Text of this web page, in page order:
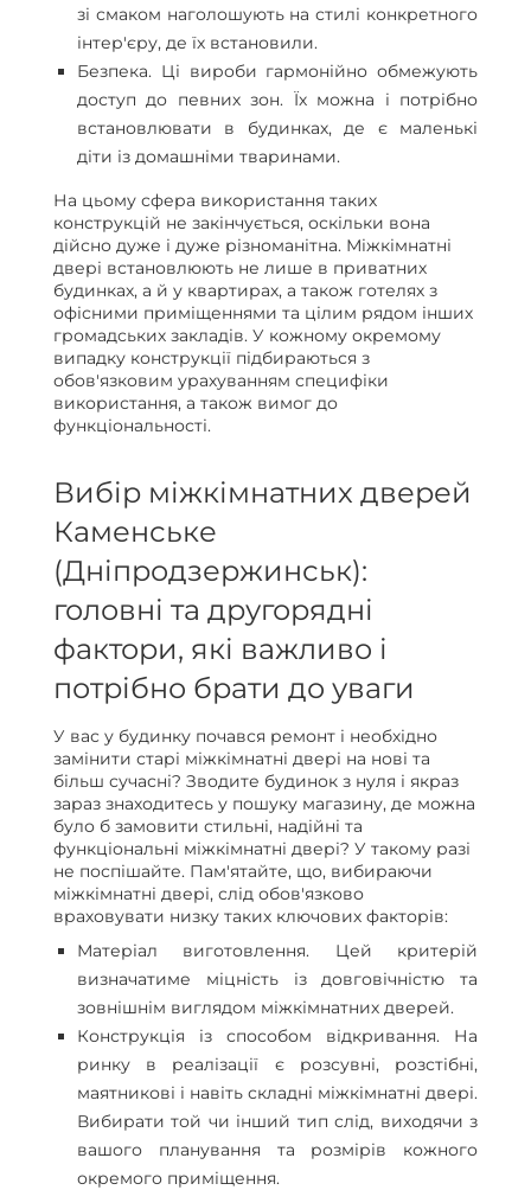
зі смаком наголошують на стилі конкретного
інтер'єру, де їх встановили.
Безпека. Ці вироби гармонійно обмежують
доступ до певних зон. Їх можна і потрібно
встановлювати в будинках, де є маленькі
діти із домашніми тваринами.
На цьому сфера використання таких
конструкцій не закінчується, оскільки вона
дійсно дуже і дуже різноманітна. Міжкімнатні
двері встановлюють не лише в приватних
будинках, а й у квартирах, а також готелях з
офісними приміщеннями та цілим рядом інших
громадських закладів. У кожному окремому
випадку конструкції підбираються з
обов'язковим урахуванням специфіки
використання, а також вимог до
функціональності.
Вибір міжкімнатних дверей
Каменське
(Дніпродзержинськ):
головні та другорядні
фактори, які важливо і
потрібно брати до уваги
У вас у будинку почався ремонт і необхідно
замінити старі міжкімнатні двері на нові та
більш сучасні? Зводите будинок з нуля і якраз
зараз знаходитесь у пошуку магазину, де можна
було б замовити стильні, надійні та
функціональні міжкімнатні двері? У такому разі
не поспішайте. Пам'ятайте, що, вибираючи
міжкімнатні двері, слід обов'язково
враховувати низку таких ключових факторів:
Матеріал виготовлення. Цей критерій
визначатиме міцність із довговічністю та
зовнішнім виглядом міжкімнатних дверей.
Конструкція із способом відкривання. На
ринку в реалізації є розсувні, розстібні,
маятникові і навіть складні міжкімнатні двері.
Вибирати той чи інший тип слід, виходячи з
вашого планування та розмірів кожного
окремого приміщення.